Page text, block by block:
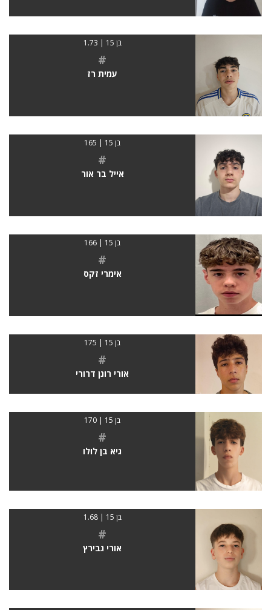
בן 15 | 1.73
#
עמית רז
בן 15 | 165
#
אייל בר אור
בן 15 | 166
#
אימרי זקס
בן 15 | 175
#
אורי רונן דרורי
בן 15 | 170
#
גיא בן לולו
בן 15 | 1.68
#
אורי גבירץ